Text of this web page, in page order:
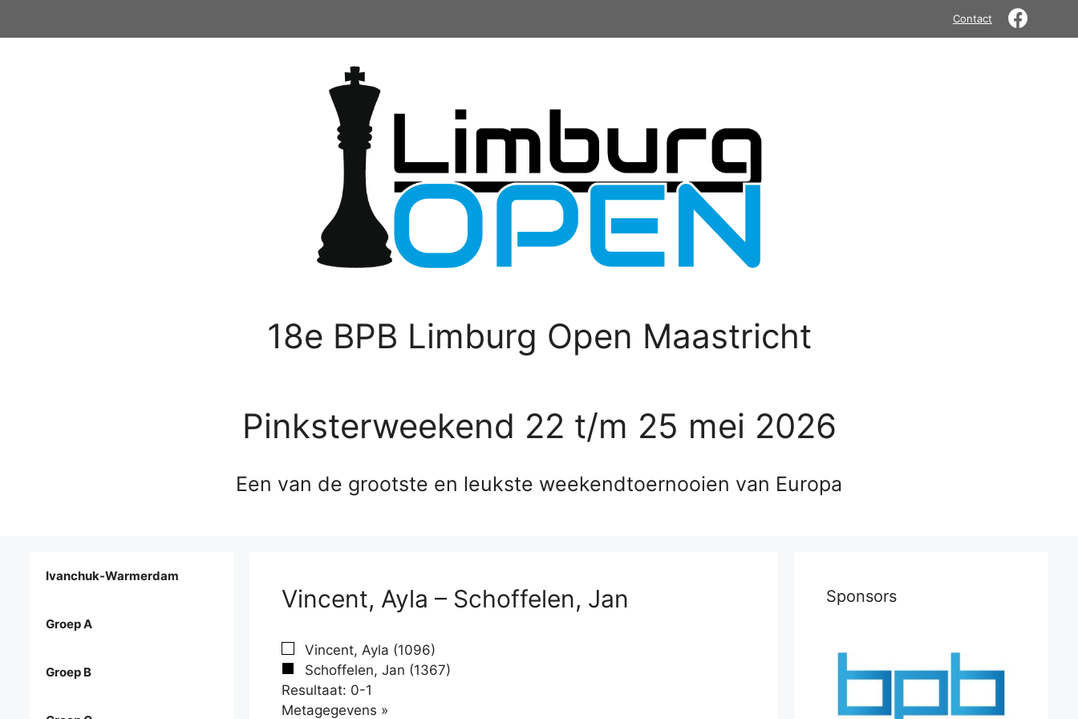
Contact
18e BPB Limburg Open Maastricht
Pinksterweekend 22 t/m 25 mei 2026
Een van de grootste en leukste weekendtoernooien van Europa
Vincent, Ayla – Schoffelen, Jan
Vincent, Ayla (1096)
Schoffelen, Jan (1367)
Resultaat: 0-1
Metagegevens »
Ivanchuk-Warmerdam
Groep A
Groep B
Sponsors